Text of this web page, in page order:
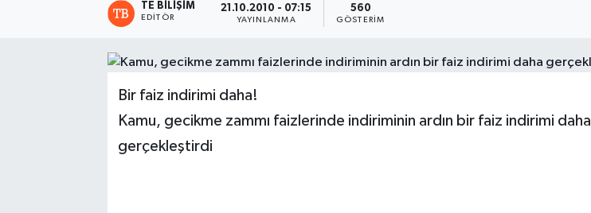
TE BILIŞIM
EDITÖR
21.10.2010 - 07:15
YAYINLANMA
560
GÖSTERIM
Bir faiz indirimi daha!
Kamu, gecikme zammı faizlerinde indiriminin ardın bir faiz indirimi daha
gerçekleştirdi